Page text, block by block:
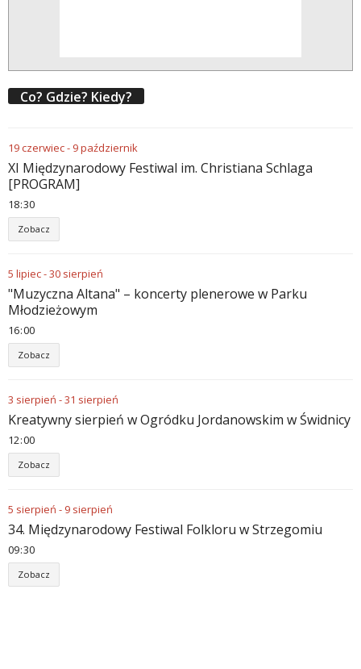
Co? Gdzie? Kiedy?
19czerwiec- 9październik
XI Międzynarodowy Festiwal im. Christiana Schlaga
[PROGRAM]
18 30
Zobacz
5 lipiec-30 sierpień
"Muzyczna Altana" – koncerty plenerowe w Parku
Młodzieżowym
16 00
Zobacz
3 sierpień -31 sierpień
Kreatywny sierpień w Ogródku Jordanowskim w Świdnicy
12 00
Zobacz
5 sierpień - 9 sierpień
34. Międzynarodowy Festiwal Folkloru w Strzegomiu
09 30
Zobacz